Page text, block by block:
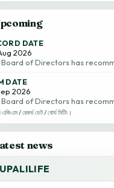
DATE
2026
of Directors has
DATE
2026
of Directors has
/ রেকর্ড ডেট / বোর্ড মিটিং।
news